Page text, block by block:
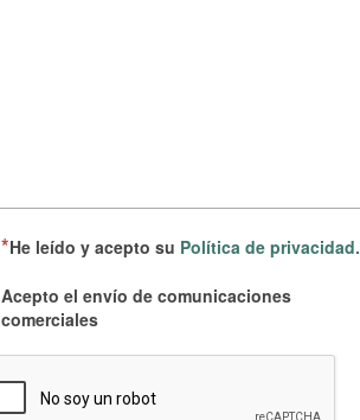
He leído y acepto su Política de privacidad.
Acepto el envío de comunicaciones
comerciales